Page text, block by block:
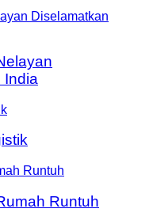
India
Runtuh